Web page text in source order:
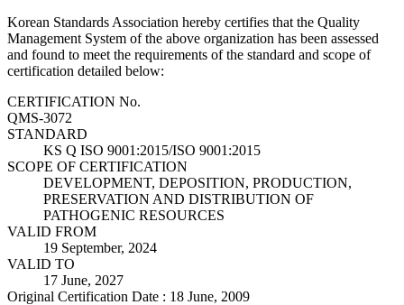
Korean Standards Association hereby certifies that the Quality
Management System of the above organization has been assessed
and found to meet the requirements of the standard and scope of
certification detailed below:
CERTIFICATION No.
QMS-3072
STANDARD
KS Q ISO 9001:2015/ISO 9001:2015
SCOPE OF CERTIFICATION
DEVELOPMENT, DEPOSITION, PRODUCTION,
PRESERVATION AND DISTRIBUTION OF
PATHOGENIC RESOURCES
VALID FROM
19 September, 2024
VALID TO
17 June, 2027
Original Certification Date : 18 June, 2009